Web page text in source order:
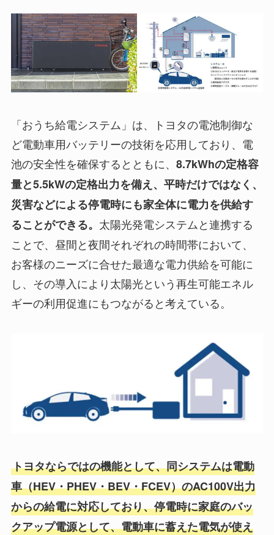
「おうち給電システム」は、トヨタの電池制御な
ど電動車用バッテリーの技術を応用しており、電
池の安全性を確保するとともに、 8.7kWhの定格容
量と5.5kWの定格出力を備え、平時だけではなく、
災害などによる停電時にも家全体に電力を供給す
ることができる。 太陽光発電システムと連携する
ことで、昼間と夜間それぞれの時間帯において、
お客様のニーズに合せた最適な電力供給を可能に
し、その導入により太陽光という再生可能エネル
ギーの利用促進にもつながると考えている。
トヨタならではの機能として、同システムは電動
車（HEV・PHEV・BEV・FCEV）のAC100V出力
からの給電に対応しており、停電時に家庭のバッ
クアップ電源として、電動車に蓄えた電気が使え